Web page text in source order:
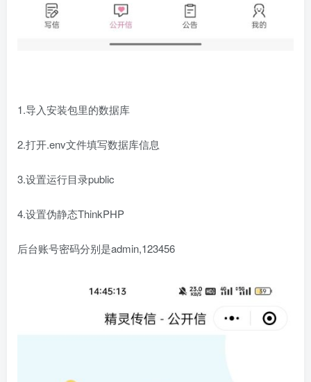
1.导入安装包里的数据库
2.打开.env文件填写数据库信息
3.设置运行目录public
4.设置伪静态ThinkPHP
后台账号密码分别是admin,123456